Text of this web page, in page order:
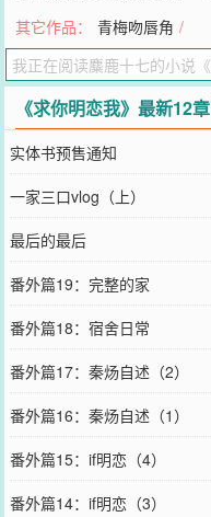
宿舍打开后发现行李箱的主
着脸，温热的指尖触碰着他
会勾人的桃花眼叫她挪不开
自我介绍。\n靳酌坐在台下
名字的瞬间，他撩起眼，语
夏，亲一下。\n她脸色绛红
骚的没边。\n-\n秦迎夏有个
期像是打开了话匣子，不仅
也正因为如此，他才知道了
钓你的…”\n“可以啊，”靳酌
唇，“秦迎夏，顶着这张脸还
给你钓…”\n他盯着她过分漂
我明恋你呢。”\n——重逢的瞬
您要是觉得《 求你明恋我
信里的朋友推荐哦！
其它作品： 青梅吻唇角 /
《求你明恋我》最新12
实体书预售通知
一家三口vlog（上）
最后的最后
番外篇19：完整的家
番外篇18：宿舍日常
番外篇17：秦炀自述（2）
番外篇16：秦炀自述（1）
番外篇15：if明恋（4）
番外篇14：if明恋（3）